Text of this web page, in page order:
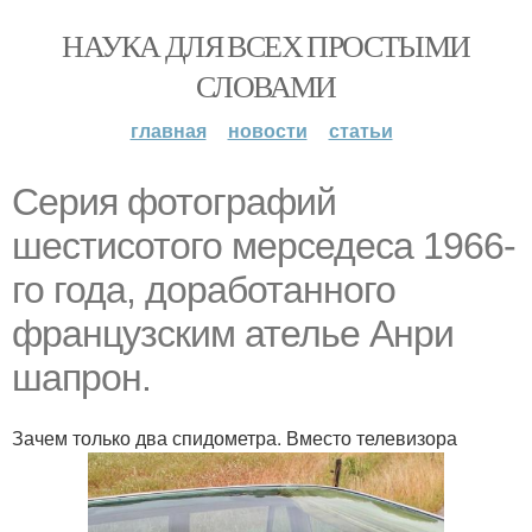
НАУКА ДЛЯ ВСЕХ ПРОСТЫМИ
СЛОВАМИ
главная новости статьи
Серия фотографий
шестисотого мерседеса 1966-
го года, доработанного
французским ателье Анри
шапрон.
Зачем только два спидометра. Вместо телевизора